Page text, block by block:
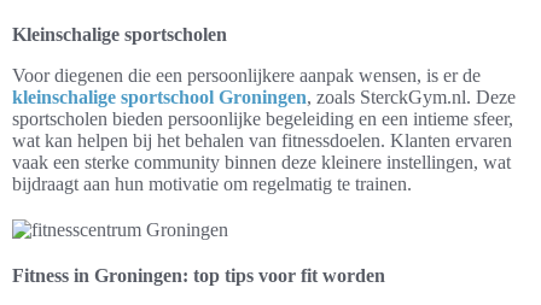
Kleinschalige sportscholen
Voor diegenen die een persoonlijkere aanpak wensen, is er de
kleinschalige sportschool Groningen, zoals SterckGym.nl. Deze
sportscholen bieden persoonlijke begeleiding en een intieme sfeer,
wat kan helpen bij het behalen van fitnessdoelen. Klanten ervaren
vaak een sterke community binnen deze kleinere instellingen, wat
bijdraagt aan hun motivatie om regelmatig te trainen.
Fitness in Groningen: top tips voor fit worden